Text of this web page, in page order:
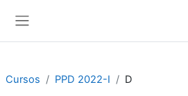
Cursos PPD 2022-I D